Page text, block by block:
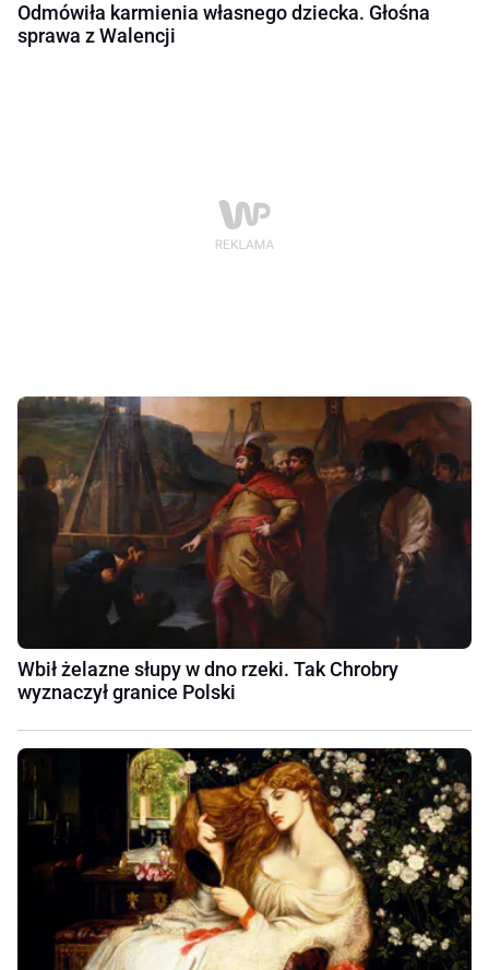
Odmówiła karmienia własnego dziecka. Głośna
sprawa z Walencji
Wbił żelazne słupy w dno rzeki. Tak Chrobry
wyznaczył granice Polski